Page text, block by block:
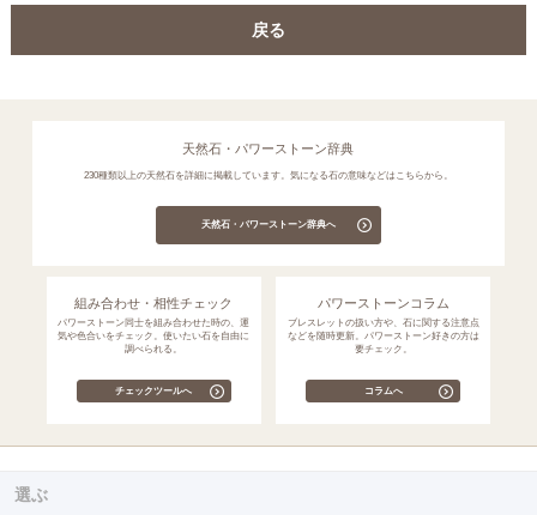
戻る
天然石・パワーストーン辞典
230種類以上の天然石を詳細に掲載しています。気になる石の意味などはこちらから。
天然石・パワーストーン辞典へ
組み合わせ・相性チェック
パワーストーン同士を組み合わせた時の、運
気や色合いをチェック。使いたい石を自由に
調べられる。
チェックツールへ
パワーストーンコラム
ブレスレットの扱い方や、石に関する注意点
などを随時更新。パワーストーン好きの方は
要チェック。
コラムへ
選ぶ